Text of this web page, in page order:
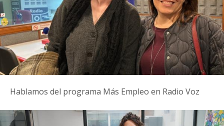
Hablamos del programa Más Empleo en Radio Voz